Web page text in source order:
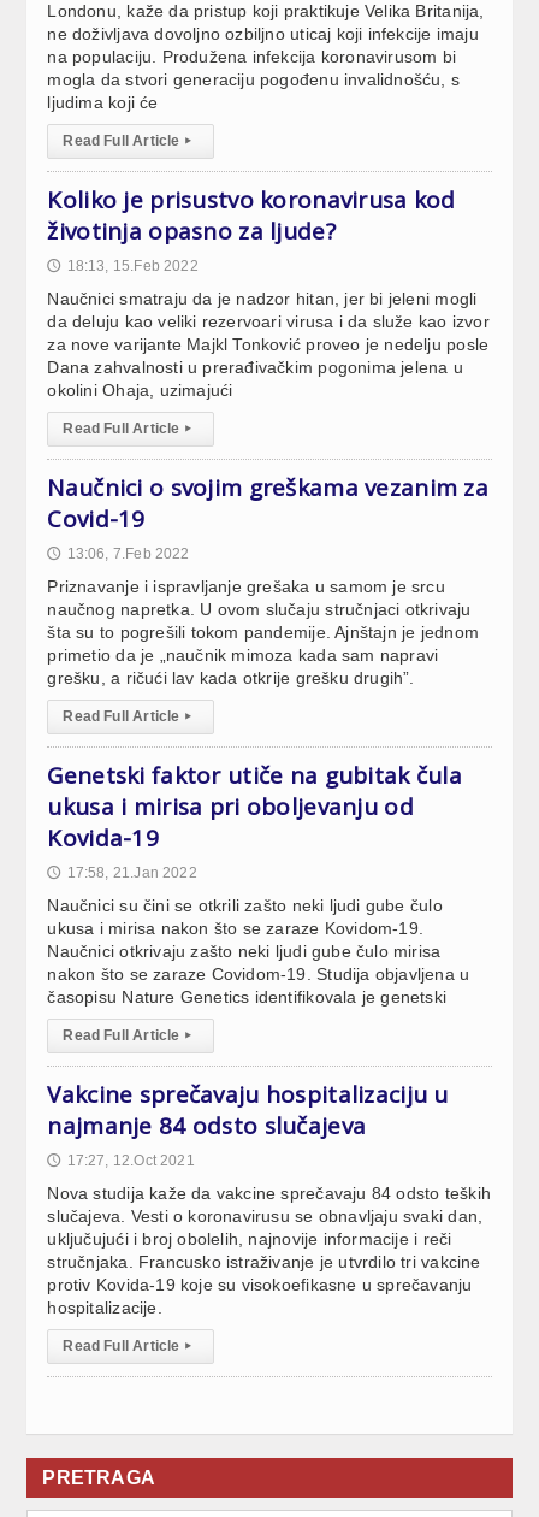
Londonu, kaže da pristup koji praktikuje Velika Britanija,
ne doživljava dovoljno ozbiljno uticaj koji infekcije imaju
na populaciju. Produžena infekcija koronavirusom bi
mogla da stvori generaciju pogođenu invalidnošću, s
ljudima koji će
Read Full Article ▸
Koliko je prisustvo koronavirusa kod
životinja opasno za ljude?
🕔 18:13, 15.Feb 2022
Naučnici smatraju da je nadzor hitan, jer bi jeleni mogli
da deluju kao veliki rezervoari virusa i da služe kao izvor
za nove varijante Majkl Tonković proveo je nedelju posle
Dana zahvalnosti u prerađivačkim pogonima jelena u
okolini Ohaja, uzimajući
Read Full Article ▸
Naučnici o svojim greškama vezanim za
Covid-19
🕔 13:06, 7.Feb 2022
Priznavanje i ispravljanje grešaka u samom je srcu
naučnog napretka. U ovom slučaju stručnjaci otkrivaju
šta su to pogrešili tokom pandemije. Ajnštajn je jednom
primetio da je „naučnik mimoza kada sam napravi
grešku, a ričući lav kada otkrije grešku drugih”.
Read Full Article ▸
Genetski faktor utiče na gubitak čula
ukusa i mirisa pri oboljevanju od
Kovida-19
🕔 17:58, 21.Jan 2022
Naučnici su čini se otkrili zašto neki ljudi gube čulo
ukusa i mirisa nakon što se zaraze Kovidom-19.
Naučnici otkrivaju zašto neki ljudi gube čulo mirisa
nakon što se zaraze Covidom-19. Studija objavljena u
časopisu Nature Genetics identifikovala je genetski
Read Full Article ▸
Vakcine sprečavaju hospitalizaciju u
najmanje 84 odsto slučajeva
🕔 17:27, 12.Oct 2021
Nova studija kaže da vakcine sprečavaju 84 odsto teških
slučajeva. Vesti o koronavirusu se obnavljaju svaki dan,
uključujući i broj obolelih, najnovije informacije i reči
stručnjaka. Francusko istraživanje je utvrdilo tri vakcine
protiv Kovida-19 koje su visokoefikasne u sprečavanju
hospitalizacije.
Read Full Article ▸
PRETRAGA